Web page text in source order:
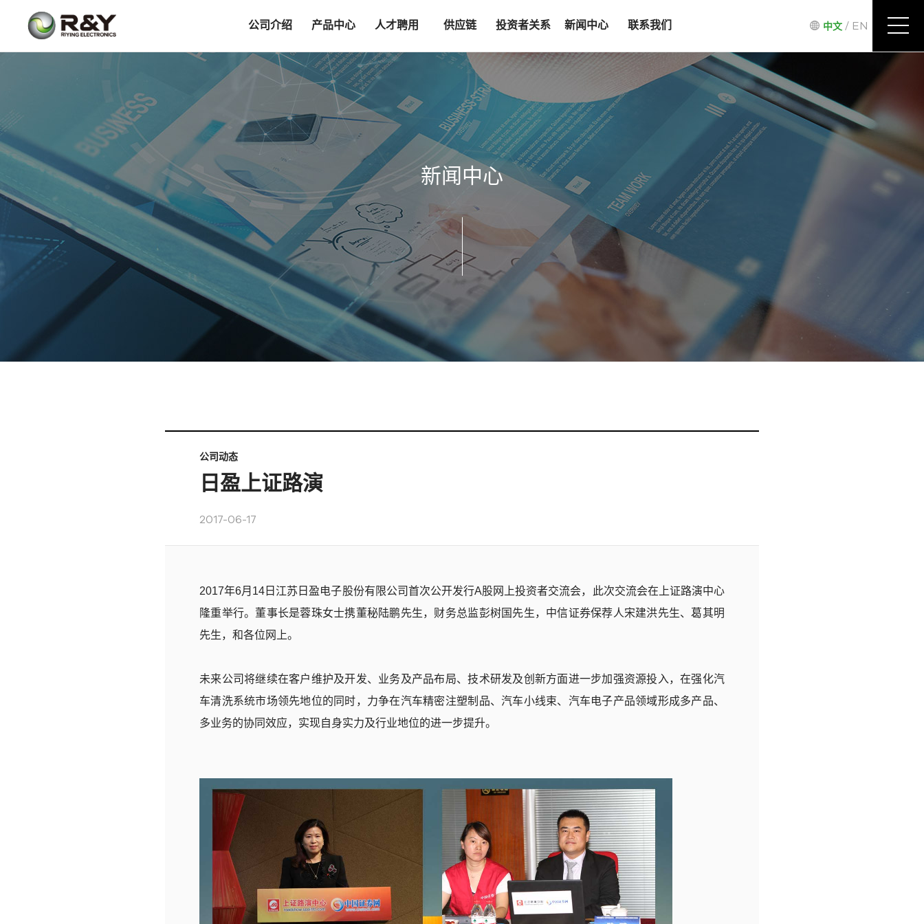
公司介绍
企业介绍
愿景使命
荣誉资质
董事长致辞
客户领域
产品中心
感知
传输
控制
人才聘用
人才标准
供应链
准入流程
采购模块
采购联系
投资者关系
信息披露
投资者互动
投资者联系
新闻中心
新闻汇总
联系我们
来访路线
信息反馈
中文/ EN
新闻中心
公司动态
日盈上证路演
2017-06-17
2017年6月14日江苏日盈电子股份有限公司首次公开发行A股网上投资者交流会，此次交流会在上证路演中心
隆重举行。董事长是蓉珠女士携董秘陆鹏先生，财务总监彭树国先生，中信证券保荐人宋建洪先生、葛其明
先生，和各位网上。
未来公司将继续在客户维护及开发、业务及产品布局、技术研发及创新方面进一步加强资源投入，在强化汽
车清洗系统市场领先地位的同时，力争在汽车精密注塑制品、汽车小线束、汽车电子产品领域形成多产品、
多业务的协同效应，实现自身实力及行业地位的进一步提升。